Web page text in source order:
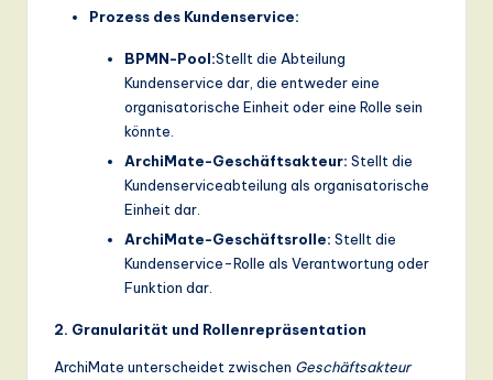
Prozess des Kundenservice:
BPMN-Pool:Stellt die Abteilung
Kundenservice dar, die entweder eine
organisatorische Einheit oder eine Rolle sein
könnte.
ArchiMate-Geschäftsakteur: Stellt die
Kundenserviceabteilung als organisatorische
Einheit dar.
ArchiMate-Geschäftsrolle: Stellt die
Kundenservice-Rolle als Verantwortung oder
Funktion dar.
2. Granularität und Rollenrepräsentation
ArchiMate unterscheidet zwischen Geschäftsakteur